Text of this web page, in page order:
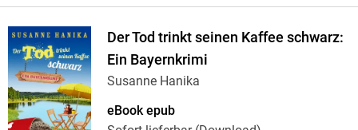
Der Tod trinkt seinen Kaffee schwarz:
Ein Bayernkrimi
Susanne Hanika
eBook epub